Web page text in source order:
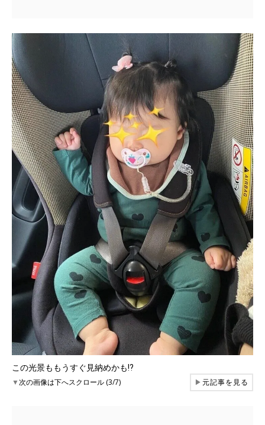
この光景ももうすぐ見納めかも⁉
▼次の画像は下へスクロール (3/7) ▶元記事を見る